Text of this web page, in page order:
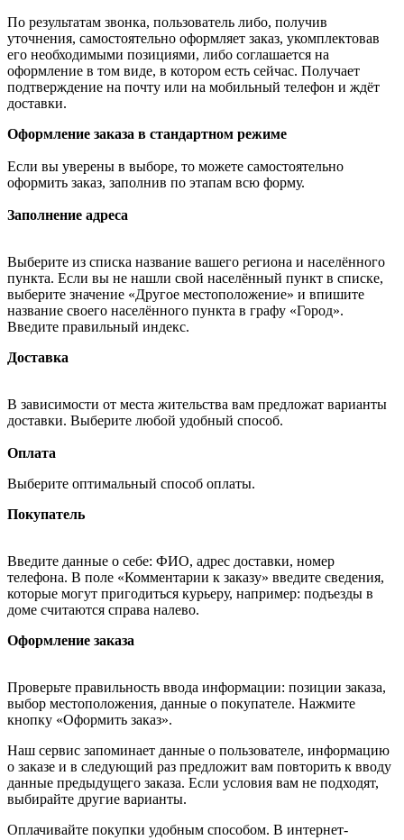
По результатам звонка, пользователь либо, получив
уточнения, самостоятельно оформляет заказ, укомплектовав
его необходимыми позициями, либо соглашается на
оформление в том виде, в котором есть сейчас. Получает
подтверждение на почту или на мобильный телефон и ждёт
доставки.
Оформление заказа в стандартном режиме
Если вы уверены в выборе, то можете самостоятельно
оформить заказ, заполнив по этапам всю форму.
Заполнение адреса
Выберите из списка название вашего региона и населённого
пункта. Если вы не нашли свой населённый пункт в списке,
выберите значение «Другое местоположение» и впишите
название своего населённого пункта в графу «Город».
Введите правильный индекс.
Доставка
В зависимости от места жительства вам предложат варианты
доставки. Выберите любой удобный способ.
Оплата
Выберите оптимальный способ оплаты.
Покупатель
Введите данные о себе: ФИО, адрес доставки, номер
телефона. В поле «Комментарии к заказу» введите сведения,
которые могут пригодиться курьеру, например: подъезды в
доме считаются справа налево.
Оформление заказа
Проверьте правильность ввода информации: позиции заказа,
выбор местоположения, данные о покупателе. Нажмите
кнопку «Оформить заказ».
Наш сервис запоминает данные о пользователе, информацию
о заказе и в следующий раз предложит вам повторить к вводу
данные предыдущего заказа. Если условия вам не подходят,
выбирайте другие варианты.
Оплачивайте покупки удобным способом. В интернет-